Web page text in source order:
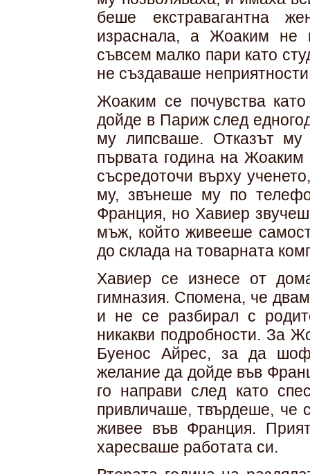
беше екстравагантна
израснала, а Жоаким не
съвсем малко пари като
не създаваше
Жоаким се почувства
дойде в Париж след
му липсваше. Отказът
първата година на
съсредоточи върху
му, звънеше му по
Франция, но Хавиер
мъж, който живееше
до склада на товарната
Хавиер се изнесе от
гимназия. Спомена, че
и не се разбирал с
никакви подробности. За
Буенос Айрес, за да
желание да дойде във
го направи след като
привличаше, твърдеше, че
живее във Франция.
харесваше работата си.